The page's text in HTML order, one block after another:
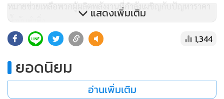
หมายช่วยเหลือพวกผู้ผลิตพลังงานที่กำลังเผชิญกับปัญหาราคา
น้ำมันดำดิ่ง
สัญญาน้ำมันดิบเวสต์เทกซัส อินเตอร์มีเดียต หรือไลต์สวีตครูด
งวดส่งมอบเดือนเมษายน เพิ่มขึ้น 23 เซ็นต์ ปิดที่ 31.73 ดอลลาร์
ต่อบาร์เรล ส่วนเบรนต์ลอนดอนงวดส่งมอบเดือนพฤษภาคม เพิ่ม
ขึ้น 63 เซ็นต์ ปิดที่ 33.85 ดอลลาร์ต่อบาร์เรล
แสดงเพิ่มเติม
1,344
ยอดนิยม
อ่านเพิ่มเติม